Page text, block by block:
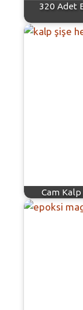
320 Adet
Cam